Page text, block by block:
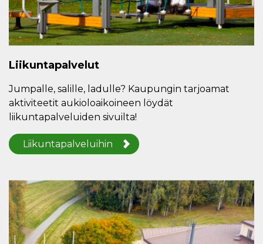
Liikuntapalvelut
Jumpalle, salille, ladulle? Kaupungin tarjoamat
aktiviteetit aukioloaikoineen löydät
liikuntapalveluiden sivuilta!
Liikuntapalveluihin